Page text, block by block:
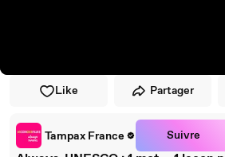
Like Partager
Tampax France Suivre